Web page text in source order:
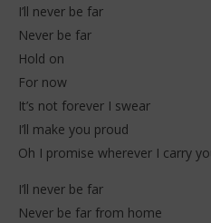
I’ll never be far
Never be far
Hold on
For now
It’s not forever I swear
I’ll make you proud
Oh I promise wherever I carry
I’ll never be far
Never be far from home